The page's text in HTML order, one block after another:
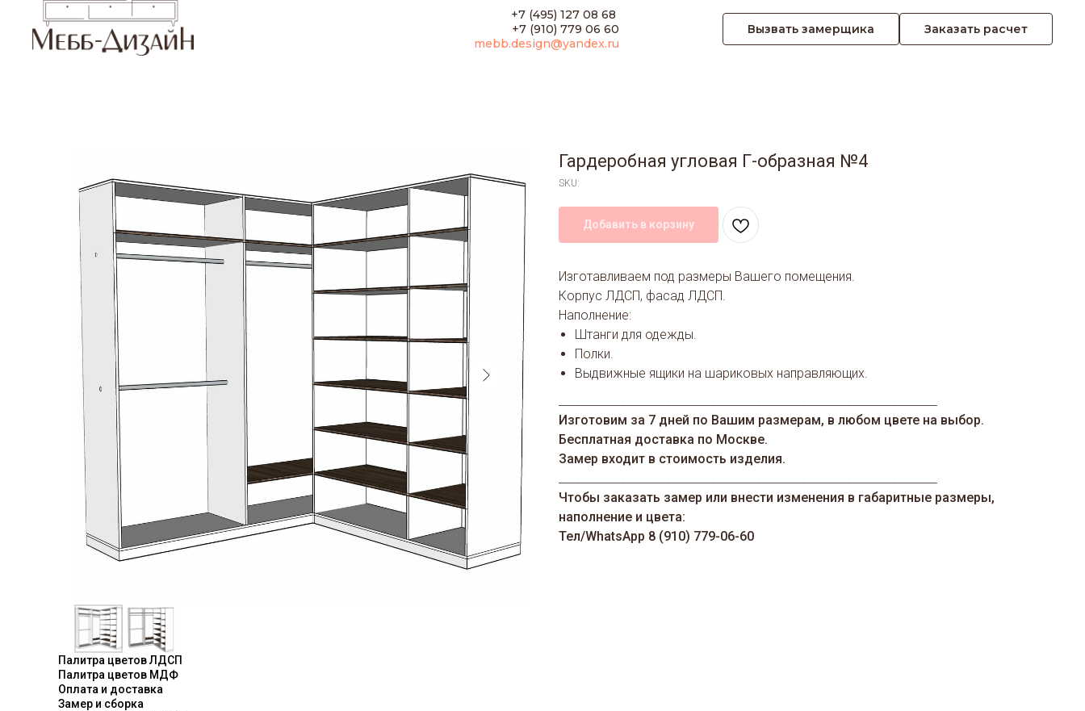
+7 (495) 127 08 68
+7 (910) 779 06 60
mebb.design@yandex.ru
Вызвать замерщика Заказать расчет
Гардеробная угловая Г-образная №4
SKU:
Добавить в корзину
Изготавливаем под размеры Вашего помещения.
Корпус ЛДСП, фасад ЛДСП.
Наполнение:
Штанги для одежды.
Полки.
Выдвижные ящики на шариковых направляющих.
Изготовим за 7 дней по Вашим размерам, в любом цвете на выбор.
Бесплатная доставка по Москве.
Замер входит в стоимость изделия.
Чтобы заказать замер или внести изменения в габаритные размеры,
наполнение и цвета:
Тел/WhatsАрp 8 (910) 779-06-60
Палитра цветов ЛДСП
Палитра цветов МДФ
Оплата и доставка
Замер и сборка